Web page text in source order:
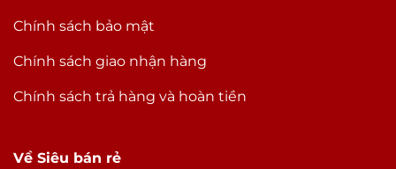
Chính sách bảo mật
Chính sách giao nhận hàng
Chính sách trả hàng và hoàn tiền
Về Siêu bán rẻ